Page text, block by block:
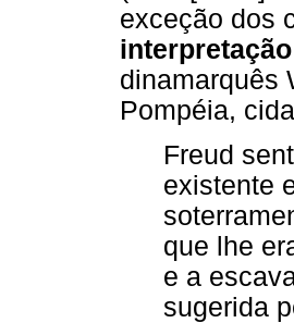
exceção dos
dinamarquês
Pompéia,
Freud
existente
que lhe
e a
sugerida